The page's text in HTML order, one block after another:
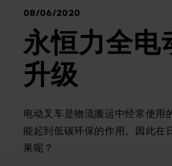
08/06/2020
永恒力全电
升级
电动叉车是物流搬运中经常使用
能起到低碳环保的作用。因此在
果呢？